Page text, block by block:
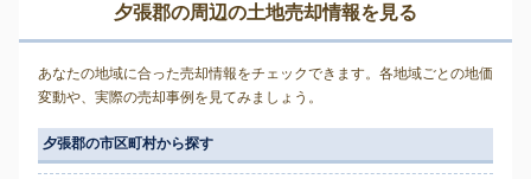
夕張郡の周辺の土地売却情報を見る
あなたの地域に合った売却情報をチェックできます。各地域ごとの地価
変動や、実際の売却事例を見てみましょう。
夕張郡の市区町村から探す